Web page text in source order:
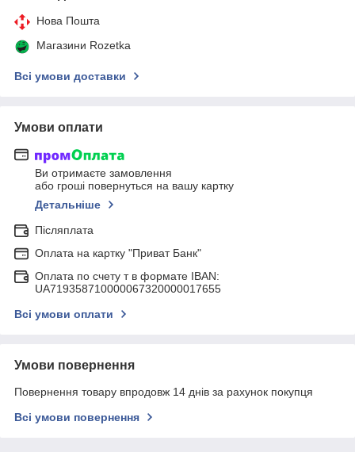
Нова Пошта
Магазини Rozetka
Всі умови доставки
Умови оплати
Ви отримаєте замовлення
або гроші повернуться на вашу картку
Детальніше
Післяплата
Оплата на картку "Приват Банк"
Оплата по счету т в формате IBAN:
UA719358710000067320000017655
Всі умови оплати
Умови повернення
Повернення товару впродовж 14 днів за рахунок покупця
Всі умови повернення